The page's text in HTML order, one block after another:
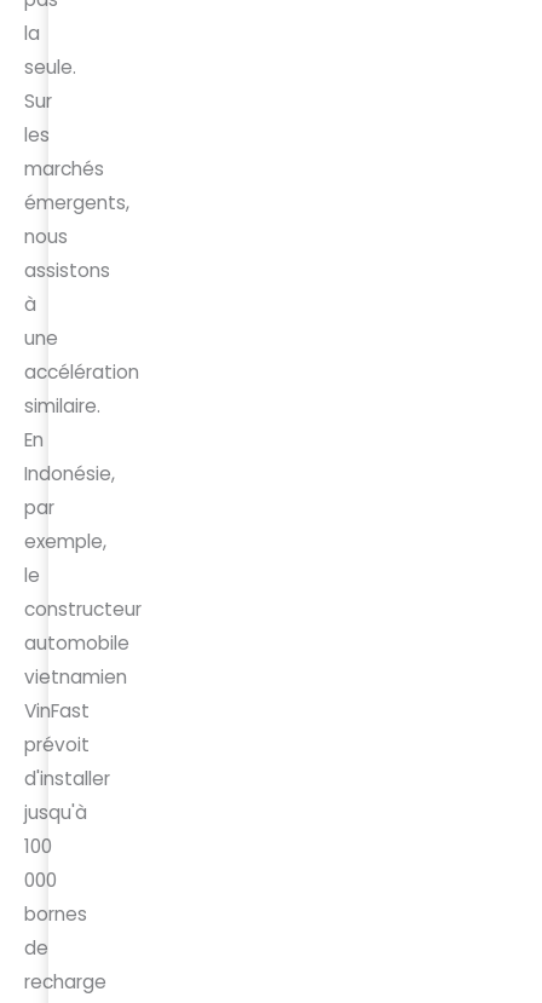
la
seule.
Sur
les
marchés
émergents,
nous
assistons
à
une
accélération
similaire.
En
Indonésie,
par
exemple,
le
constructeur
automobile
vietnamien
VinFast
prévoit
d'installer
jusqu'à
100
000
bornes
de
recharge